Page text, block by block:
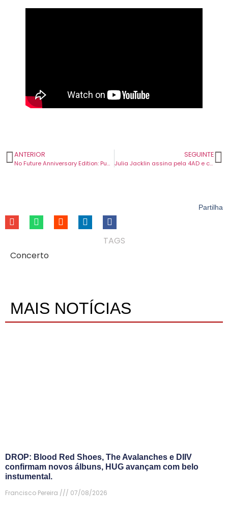
ANTERIOR
No Future Anniversary Edition: Punk, Politics And British Youth Culture, 1976-1984
SEGUINTE
Julia Jacklin assina pela 4AD e celebra com digressão mundial. Concerto em Lisboa em março.
Partilha
TAGS
Concerto
MAIS NOTÍCIAS
DROP: Blood Red Shoes, The Avalanches e DIIV
confirmam novos álbuns, HUG avançam com belo
instumental.
Francisco Pereira
07/08/2026